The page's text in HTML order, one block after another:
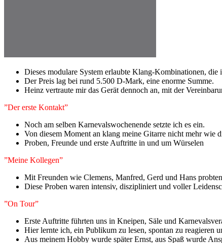
Dieses modulare System erlaubte Klang-Kombinationen, die
Der Preis lag bei rund 5.500 D-Mark, eine enorme Summe.
Heinz vertraute mir das Gerät dennoch an, mit der
”Der erste Kontakt”
Noch am selben Karnevalswochenende setzte ich es ein.
Von diesem Moment an klang meine Gitarre nicht mehr wie
Proben, Freunde und erste Auftritte in und um Würselen
”Meine Kollegen”
Mit Freunden wie Clemens, Manfred, Gerd und Hans
Diese Proben waren intensiv, diszipliniert und voller
”On Tour”
Erste Auftritte führten uns in Kneipen, Säle und
Hier lernte ich, ein Publikum zu lesen, spontan zu reagieren
Aus meinem Hobby wurde später Ernst, aus Spaß wurde